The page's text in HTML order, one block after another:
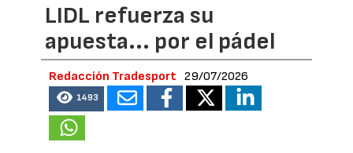
LIDL refuerza su
apuesta... por el pádel
Redacción Tradesport 29/07/2026
1493